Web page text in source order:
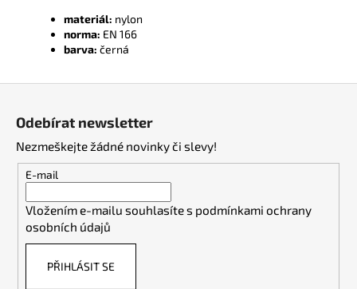
materiál: nylon
norma: EN 166
barva: černá
Odebírat newsletter
Nezmeškejte žádné novinky či slevy!
E-mail
Vložením e-mailu souhlasíte s podmínkami ochrany
osobních údajů
PŘIHLÁSIT SE